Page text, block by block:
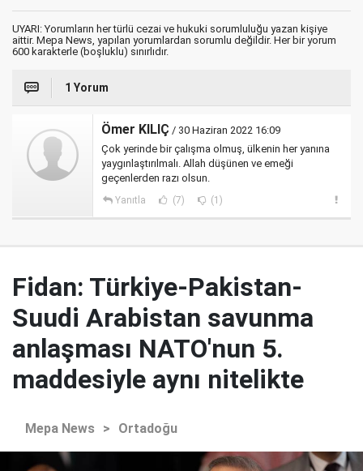
UYARI: Yorumların her türlü cezai ve hukuki sorumluluğu yazan kişiye
aittir. Mepa News, yapılan yorumlardan sorumlu değildir. Her bir yorum
600 karakterle (boşluklu) sınırlıdır.
1 Yorum
Ömer KILIÇ / 30 Haziran 2022 16:09
Çok yerinde bir çalışma olmuş, ülkenin her yanına
yaygınlaştırılmalı. Allah düşünen ve emeği
geçenlerden razı olsun.
Yanıtla (7) (1)
Fidan: Türkiye-Pakistan-
Suudi Arabistan savunma
anlaşması NATO'nun 5.
maddesiyle aynı nitelikte
Mepa News > Ortadoğu